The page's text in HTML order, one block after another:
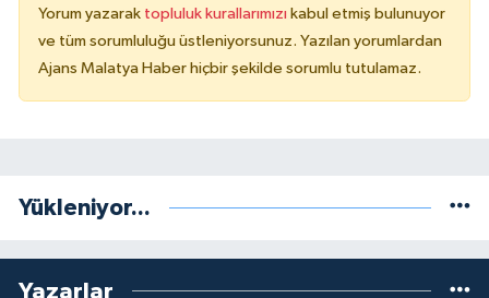
Yorum yazarak topluluk kurallarımızı kabul etmiş bulunuyor
ve tüm sorumluluğu üstleniyorsunuz. Yazılan yorumlardan
Ajans Malatya Haber hiçbir şekilde sorumlu tutulamaz.
Yükleniyor...
Yazarlar